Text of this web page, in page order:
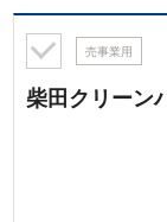
売事業用
柴田クリーン